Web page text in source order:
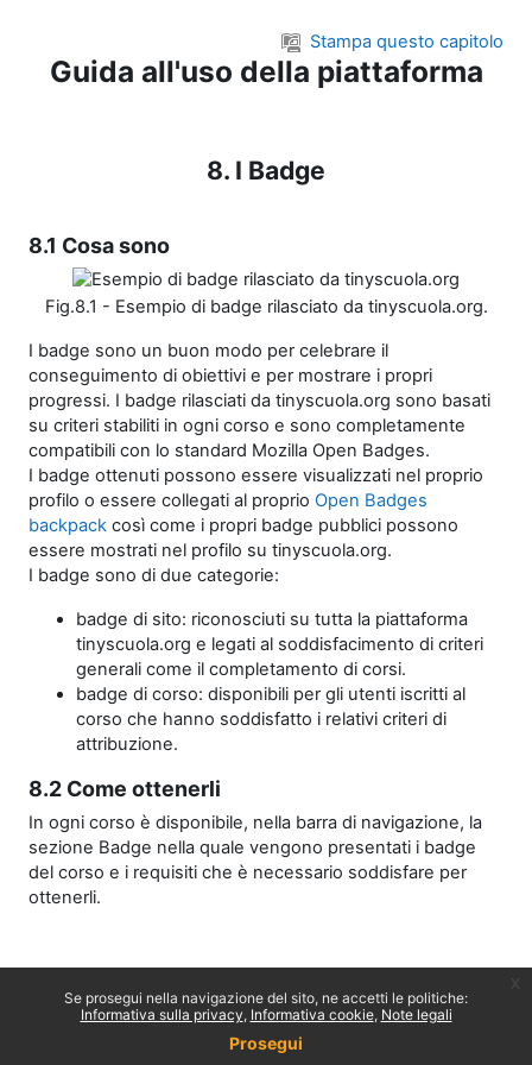
Stampa questo capitolo
Guida all'uso della piattaforma
8. I Badge
8.1 Cosa sono
Fig.8.1 - Esempio di badge rilasciato da tinyscuola.org.
I badge sono un buon modo per celebrare il
conseguimento di obiettivi e per mostrare i propri
progressi. I badge rilasciati da tinyscuola.org sono basati
su criteri stabiliti in ogni corso e sono completamente
compatibili con lo standard Mozilla Open Badges.
I badge ottenuti possono essere visualizzati nel proprio
profilo o essere collegati al proprio Open Badges
backpack così come i propri badge pubblici possono
essere mostrati nel profilo su tinyscuola.org.
I badge sono di due categorie:
badge di sito: riconosciuti su tutta la piattaforma
tinyscuola.org e legati al soddisfacimento di criteri
generali come il completamento di corsi.
badge di corso: disponibili per gli utenti iscritti al
corso che hanno soddisfatto i relativi criteri di
attribuzione.
8.2 Come ottenerli
In ogni corso è disponibile, nella barra di navigazione, la
sezione Badge nella quale vengono presentati i badge
del corso e i requisiti che è necessario soddisfare per
ottenerli.
Se prosegui nella navigazione del sito, ne accetti le politiche:
Informativa sulla privacy Informativa cookie Note legali
Prosegui